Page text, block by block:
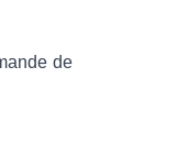
de